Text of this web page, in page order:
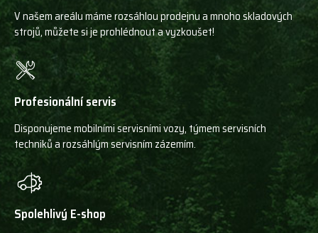
V našem areálu máme rozsáhlou prodejnu a mnoho skladových
strojů, můžete si je prohlédnout a vyzkoušet!
Profesionální servis
Disponujeme mobilními servisními vozy, týmem servisních
techniků a rozsáhlým servisním zázemím.
Spolehlivý E-shop